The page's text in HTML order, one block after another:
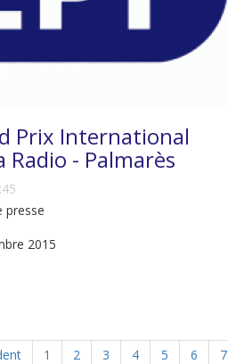
Prix International
Radio - Palmarès
presse
2015
1 2 3 4 5 6 7